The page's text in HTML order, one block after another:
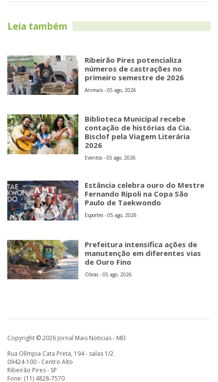
Leia também
Ribeirão Pires potencializa
números de castrações no
primeiro semestre de 2026
Animais - 05 ago, 2026
Biblioteca Municipal recebe
contação de histórias da Cia.
Bisclof pela Viagem Literária
2026
Eventos - 05 ago, 2026
Estância celebra ouro do Mestre
Fernando Ripoli na Copa São
Paulo de Taekwondo
Esportes - 05 ago, 2026
Prefeitura intensifica ações de
manutenção em diferentes vias
de Ouro Fino
Obras - 05 ago, 2026
Copyright © 2026 Jornal Mais Noticias - MEI
Rua Olímpia Cata Preta, 194 - salas 1/2
09424-100 - Centro Alto
Ribeirão Pires - SP
Fone: (11) 4828-7570